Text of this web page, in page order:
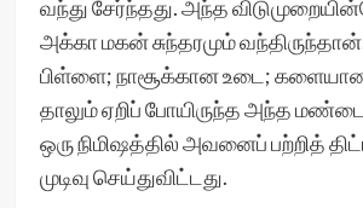
வந்து சேர்ந்தது. அந்த
அக்கா மகன் சுந்தரமும்
பிள்ளை; நாசூக்கான உடை; களையான
தாலும் ஏறிப் போயிருந்த அந்த
ஒரு நிமிஷத்தில் அவனைப் பற்றித்
முடிவு செய்துவிட்டது.